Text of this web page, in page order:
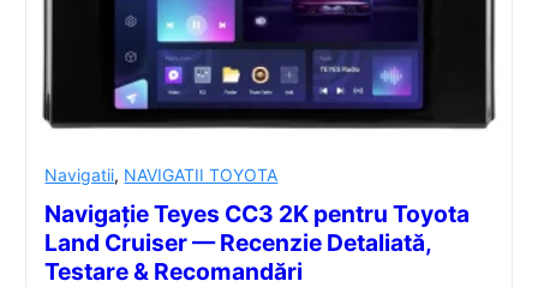
Navigatii, NAVIGATII TOYOTA
Navigație Teyes CC3 2K pentru Toyota
Land Cruiser — Recenzie Detaliată,
Testare & Recomandări